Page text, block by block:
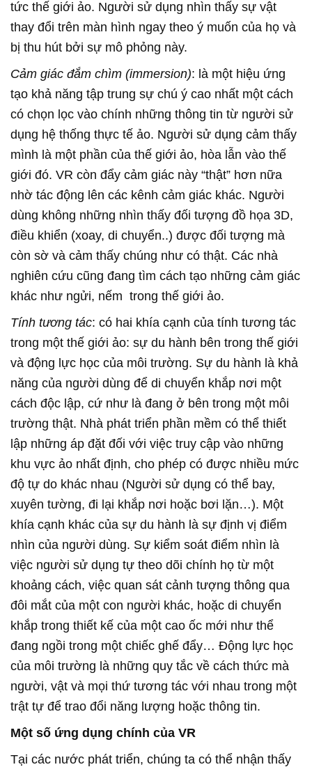
tức thế giới ảo. Người sử dụng nhìn thấy sự vật
thay đổi trên màn hình ngay theo ý muốn của họ và
bị thu hút bởi sự mô phỏng này.
Cảm giác đắm chìm (immersion): là một hiệu ứng
tạo khả năng tập trung sự chú ý cao nhất một cách
có chọn lọc vào chính những thông tin từ người sử
dụng hệ thống thực tế ảo. Người sử dụng cảm thấy
mình là một phần của thế giới ảo, hòa lẫn vào thế
giới đó. VR còn đẩy cảm giác này “thật” hơn nữa
nhờ tác động lên các kênh cảm giác khác. Người
dùng không những nhìn thấy đối tượng đồ họa 3D,
điều khiển (xoay, di chuyển..) được đối tượng mà
còn sờ và cảm thấy chúng như có thật. Các nhà
nghiên cứu cũng đang tìm cách tạo những cảm giác
khác như ngửi, nếm trong thế giới ảo.
Tính tương tác: có hai khía cạnh của tính tương tác
trong một thế giới ảo: sự du hành bên trong thế giới
và động lực học của môi trường. Sự du hành là khả
năng của người dùng để di chuyển khắp nơi một
cách độc lập, cứ như là đang ở bên trong một môi
trường thật. Nhà phát triển phần mềm có thể thiết
lập những áp đặt đối với việc truy cập vào những
khu vực ảo nhất định, cho phép có được nhiều mức
độ tự do khác nhau (Người sử dụng có thể bay,
xuyên tường, đi lại khắp nơi hoặc bơi lặn…). Một
khía cạnh khác của sự du hành là sự định vị điểm
nhìn của người dùng. Sự kiểm soát điểm nhìn là
việc người sử dụng tự theo dõi chính họ từ một
khoảng cách, việc quan sát cảnh tượng thông qua
đôi mắt của một con người khác, hoặc di chuyển
khắp trong thiết kế của một cao ốc mới như thể
đang ngồi trong một chiếc ghế đẩy… Động lực học
của môi trường là những quy tắc về cách thức mà
người, vật và mọi thứ tương tác với nhau trong một
trật tự để trao đổi năng lượng hoặc thông tin.
Một số ứng dụng chính của VR
Tại các nước phát triển, chúng ta có thể nhận thấy